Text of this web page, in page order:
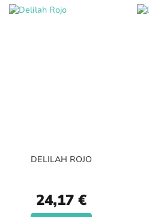
DELILAH ROJO
24,17 €